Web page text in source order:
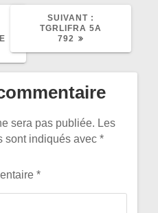
SUIVANT :
SUIVANT
TGRLIFRA 5A
792
sera pas publiée. Les
sont indiqués avec *
*